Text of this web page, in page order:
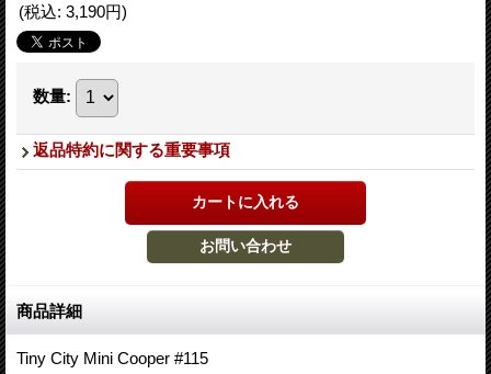
(税込: 3,190円)
数量:
返品特約に関する重要事項
商品詳細
Tiny City Mini Cooper #115